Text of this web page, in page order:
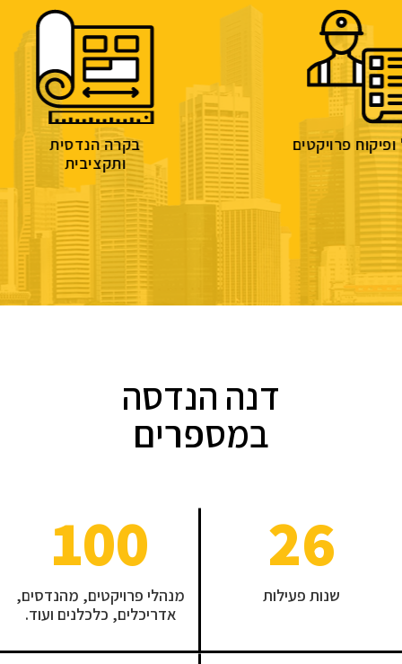
בקרה הנדסית
ותקציבית
דנה הנדסה
במספרים
26
שנות פעילות
100
מנהלי פרויקטים, מהנדסים,
אדריכלים, כלכלנים ועוד.